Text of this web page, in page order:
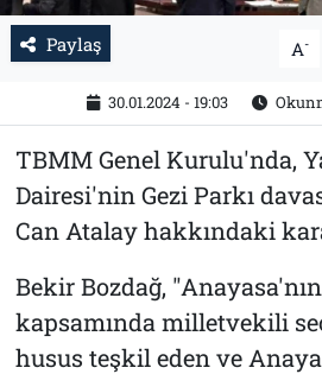
Paylaş A-
30.01.2024 - 19:03
TBMM Genel Kurulu'nda,
Dairesi'nin Gezi Parkı
Can Atalay hakkındaki
Bekir Bozdağ,
kapsamında milletvekili
husus teşkil eden ve